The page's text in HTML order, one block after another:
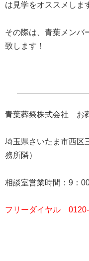
は見学をオススメしま
その際は、青葉メンバ
致します！
青葉葬祭株式会社 お
埼玉県さいたま市西区
務所隣）
相談室営業時間：9：
フリーダイヤル 0120-